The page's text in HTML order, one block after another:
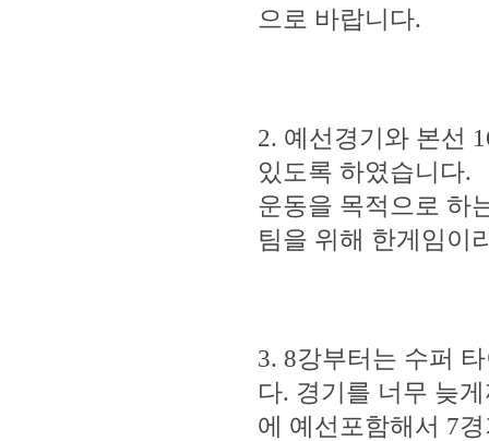
으로 바랍니다.
2. 예선경기와 본선
있도록 하였습니다.
운동을 목적으로 하
팀을 위해 한게임이
3. 8강부터는 수퍼
다. 경기를 너무 늦
에 예선포함해서 7